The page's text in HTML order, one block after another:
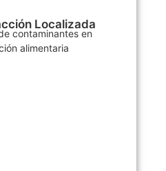
Localizada
contaminantes en
alimentaria